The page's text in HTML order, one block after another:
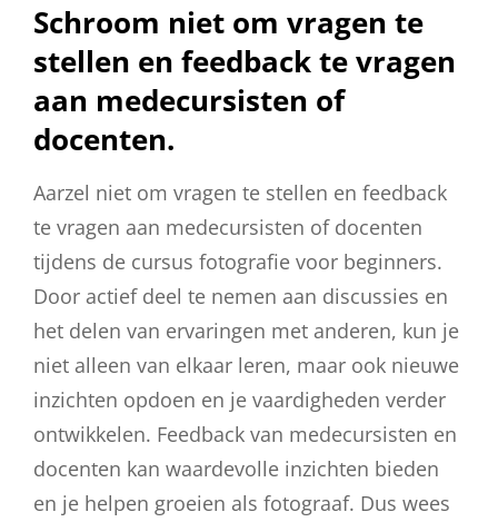
Schroom niet om vragen te
stellen en feedback te vragen
aan medecursisten of
docenten.
Aarzel niet om vragen te stellen en feedback
te vragen aan medecursisten of docenten
tijdens de cursus fotografie voor beginners.
Door actief deel te nemen aan discussies en
het delen van ervaringen met anderen, kun je
niet alleen van elkaar leren, maar ook nieuwe
inzichten opdoen en je vaardigheden verder
ontwikkelen. Feedback van medecursisten en
docenten kan waardevolle inzichten bieden
en je helpen groeien als fotograaf. Dus wees